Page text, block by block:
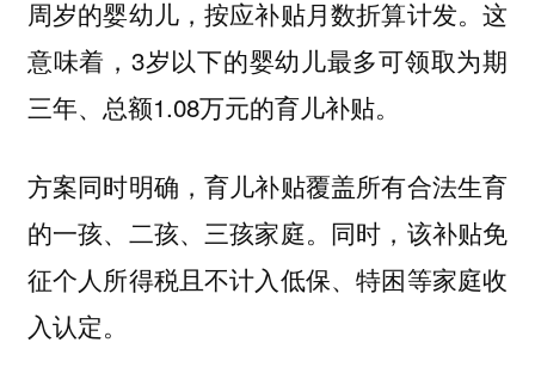
周岁的婴幼儿，按应补贴月数折算计发。这
意味着，3岁以下的婴幼儿最多可领取为期
三年、总额1.08万元的育儿补贴。
方案同时明确，育儿补贴覆盖所有合法生育
的一孩、二孩、三孩家庭。同时，该补贴免
征个人所得税且不计入低保、特困等家庭收
入认定。